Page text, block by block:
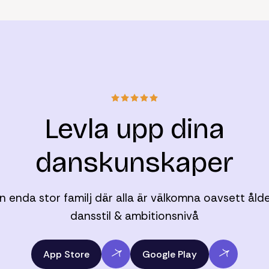
Levla upp dina
danskunskaper
enda stor familj där alla är välkomna oavsett
dansstil & ambitionsnivå
App Store Google Play